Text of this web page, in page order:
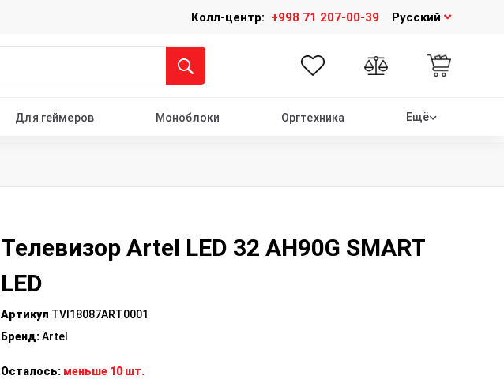
Колл-центр: +998 71 207-00-39 Русский
Для геймеров Моноблоки Оргтехника Ещё
Телевизор Artel LED 32 AH90G SMART
LED
Артикул TVI18087ART0001
Бренд:Artel
Осталось: меньше 10 шт.